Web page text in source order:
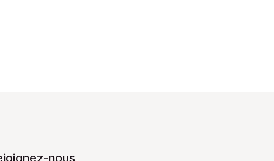
nous